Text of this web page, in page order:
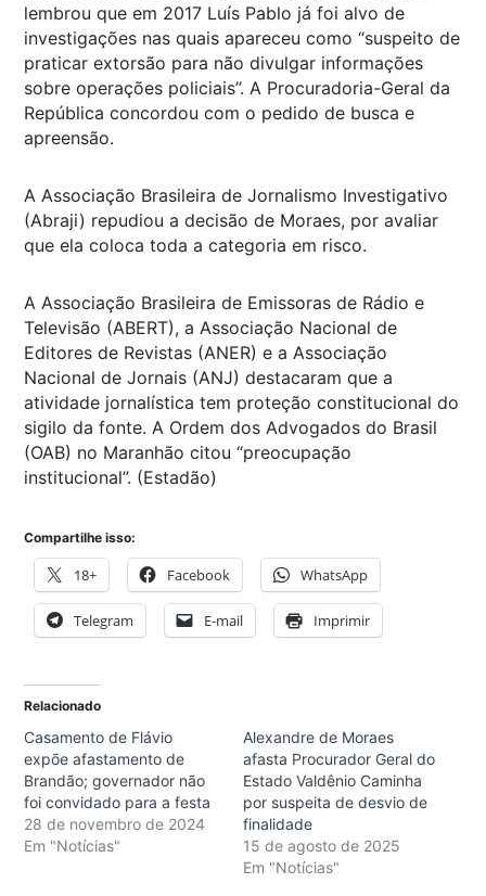
lembrou que em 2017 Luís Pablo já foi alvo de
investigações nas quais apareceu como “suspeito de
praticar extorsão para não divulgar informações
sobre operações policiais”. A Procuradoria-Geral da
República concordou com o pedido de busca e
apreensão.
A Associação Brasileira de Jornalismo Investigativo
(Abraji) repudiou a decisão de Moraes, por avaliar
que ela coloca toda a categoria em risco.
A Associação Brasileira de Emissoras de Rádio e
Televisão (ABERT), a Associação Nacional de
Editores de Revistas (ANER) e a Associação
Nacional de Jornais (ANJ) destacaram que a
atividade jornalística tem proteção constitucional do
sigilo da fonte. A Ordem dos Advogados do Brasil
(OAB) no Maranhão citou “preocupação
institucional”. (Estadão)
Compartilhe isso:
18+ Facebook WhatsApp
Telegram E-mail Imprimir
Relacionado
Casamento de Flávio
expõe afastamento de
Brandão; governador não
foi convidado para a festa
28 de novembro de 2024
Em "Notícias"
Alexandre de Moraes
afasta Procurador Geral do
Estado Valdênio Caminha
por suspeita de desvio de
finalidade
15 de agosto de 2025
Em "Notícias"